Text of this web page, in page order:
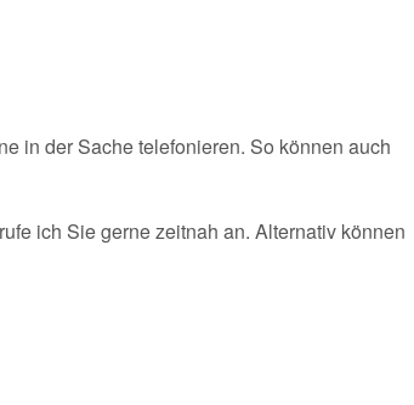
in der Sache telefonieren. So können auch
ich Sie gerne zeitnah an. Alternativ können